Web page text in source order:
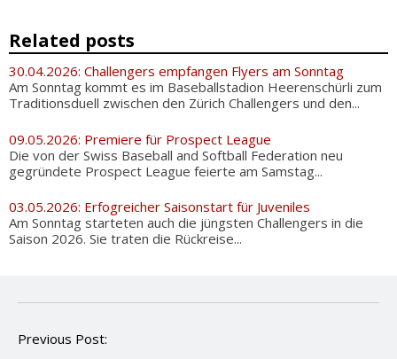
Related posts
30.04.2026: Challengers empfangen Flyers am Sonntag
Am Sonntag kommt es im Baseballstadion Heerenschürli zum
Traditionsduell zwischen den Zürich Challengers und den...
09.05.2026: Premiere für Prospect League
Die von der Swiss Baseball and Softball Federation neu
gegründete Prospect League feierte am Samstag...
03.05.2026: Erfogreicher Saisonstart für Juveniles
Am Sonntag starteten auch die jüngsten Challengers in die
Saison 2026. Sie traten die Rückreise...
P
Previous Post: